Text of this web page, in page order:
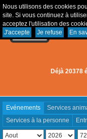
Nous utilisons des cookies
site. Si vous continuez à
acceptez l'utilisation des
J'accepte
Je refuse En
Déjà 20378
Evénements Services
Services à la personne